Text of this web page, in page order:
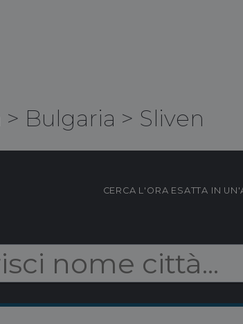
> Bulgaria > Sliven
CERCA L'ORA ESATTA IN